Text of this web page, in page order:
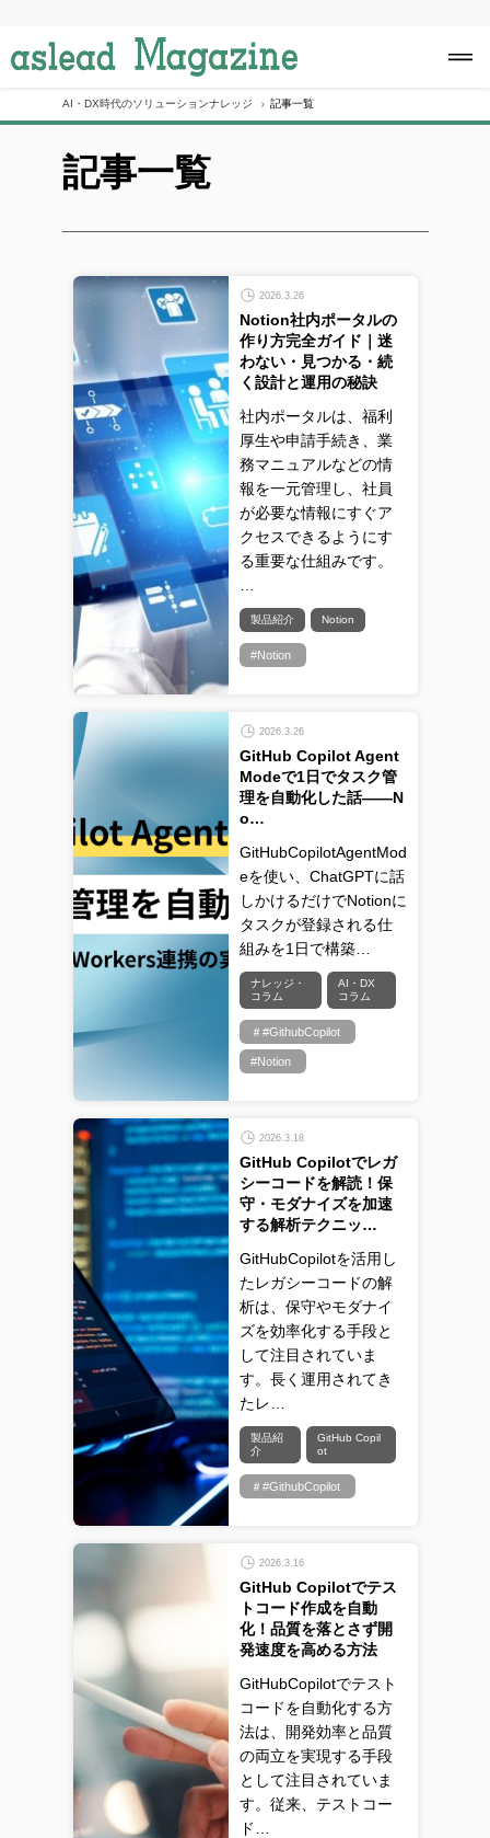
c
AI・DX時代のソリューションナレッジ 記事一覧
記事一覧
2026.3.26
Notion社内ポータルの
作り方完全ガイド｜迷
わない・見つかる・続
く設計と運用の秘訣
社内ポータルは、福利
厚生や申請手続き、業
務マニュアルなどの情
報を一元管理し、社員
が必要な情報にすぐア
クセスできるようにす
る重要な仕組みです。
製品紹介 Notion
#Notion
2026.3.26
GitHub Copilot Agent
Modeで1日でタスク管
理を自動化した話——N
o…
GitHubCopilotAgentMod
eを使い、ChatGPTに話
しかけるだけでNotionに
タスクが登録される仕
組みを1日で構築…
ナレッジ・
コラム
AI・DX
コラム
＃#GithubCopilot
#Notion
2026.3.18
GitHub Copilotでレガ
シーコードを解読！保
守・モダナイズを加速
する解析テクニッ…
GitHubCopilotを活用し
たレガシーコードの解
析は、保守やモダナイ
ズを効率化する手段と
して注目されていま
す。長く運用されてき
たレ…
製品紹
介
GitHub Copil
ot
＃#GithubCopilot
2026.3.16
GitHub Copilotでテス
トコード作成を自動
化！品質を落とさず開
発速度を高める方法
GitHubCopilotでテスト
コードを自動化する方
法は、開発効率と品質
の両立を実現する手段
として注目されていま
す。従来、テストコー
ド…